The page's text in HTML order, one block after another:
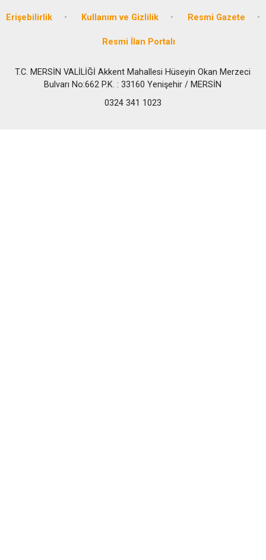
Erişebilirlik Kullanım ve Gizlilik Resmi Gazete
Resmi İlan Portalı
T.C. MERSİN VALİLİĞİ Akkent Mahallesi Hüseyin Okan Merzeci
Bulvarı No:662 P.K. : 33160 Yenişehir / MERSİN
0324 341 1023